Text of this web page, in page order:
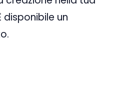
disponibile un